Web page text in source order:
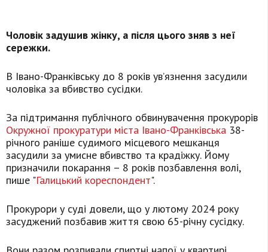
Чоловік задушив жінку, а після цього зняв з неї
сережки.
В Івано-Франківську до 8 років ув’язнення засудили
чоловіка за вбивство сусідки.
За підтримання публічного обвинувачення прокурорів
Окружної прокуратури міста Івано-Франківська 38-
річного раніше судимого місцевого мешканця
засудили за умисне вбивство та крадіжку. Йому
призначили покарання – 8 років позбавлення волі,
пише "Галицький кореспондент".
Прокурори у суді довели, що у лютому 2024 року
засуджений позбавив життя свою 65-річну сусідку.